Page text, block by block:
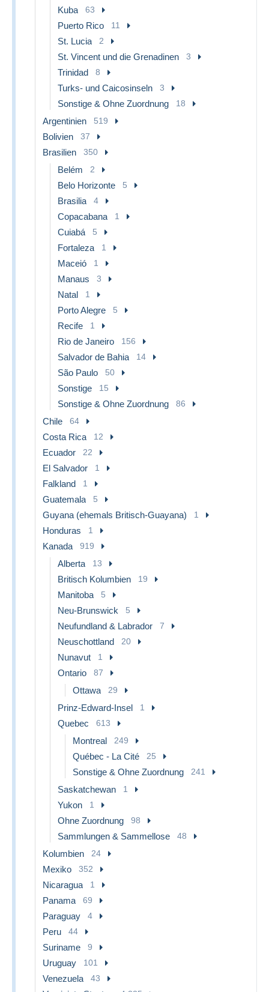
Kuba 63
Puerto Rico 11
St. Lucia 2
St. Vincent und die Grenadinen 3
Trinidad 8
Turks- und Caicosinseln 3
Sonstige & Ohne Zuordnung 18
Argentinien 519
Bolivien 37
Brasilien 350
Belém 2
Belo Horizonte 5
Brasilia 4
Copacabana 1
Cuiabá 5
Fortaleza 1
Maceió 1
Manaus 3
Natal 1
Porto Alegre 5
Recife 1
Rio de Janeiro 156
Salvador de Bahia 14
São Paulo 50
Sonstige 15
Sonstige & Ohne Zuordnung 86
Chile 64
Costa Rica 12
Ecuador 22
El Salvador 1
Falkland 1
Guatemala 5
Guyana (ehemals Britisch-Guayana) 1
Honduras 1
Kanada 919
Alberta 13
Britisch Kolumbien 19
Manitoba 5
Neu-Brunswick 5
Neufundland & Labrador 7
Neuschottland 20
Nunavut 1
Ontario 87
Ottawa 29
Prinz-Edward-Insel 1
Quebec 613
Montreal 249
Québec - La Cité 25
Sonstige & Ohne Zuordnung 241
Saskatchewan 1
Yukon 1
Ohne Zuordnung 98
Sammlungen & Sammellose 48
Kolumbien 24
Mexiko 352
Nicaragua 1
Panama 69
Paraguay 4
Peru 44
Suriname 9
Uruguay 101
Venezuela 43